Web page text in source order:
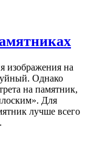
изображения на
Однако
на памятник,
Для
лучше всего